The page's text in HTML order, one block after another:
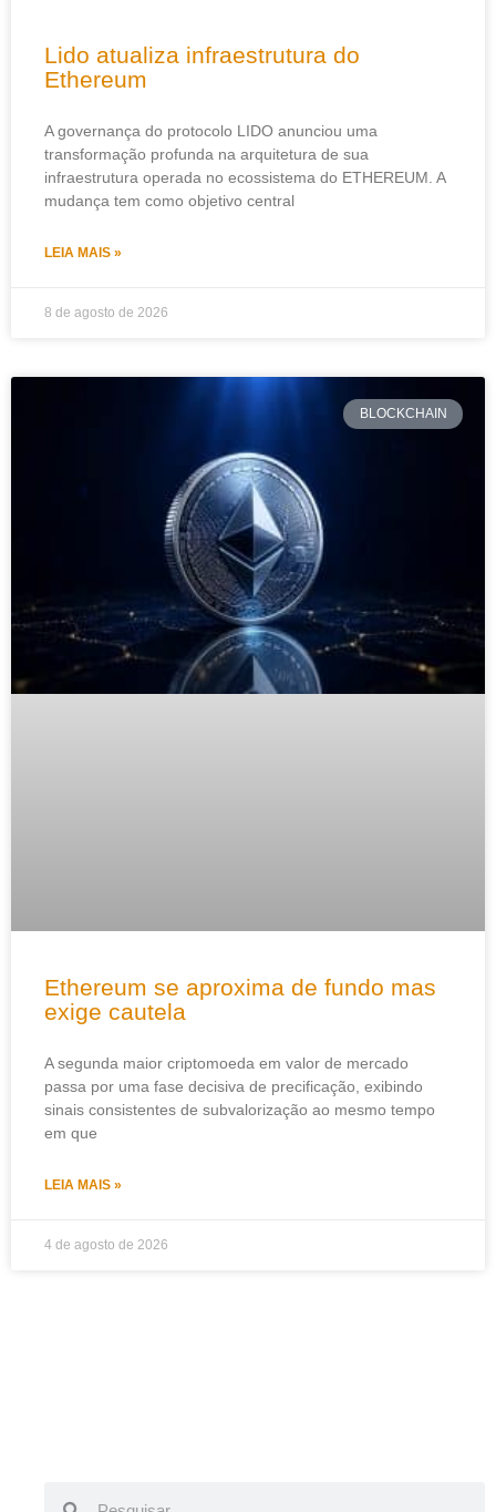
Lido atualiza infraestrutura do
Ethereum
A governança do protocolo LIDO anunciou uma
transformação profunda na arquitetura de sua
infraestrutura operada no ecossistema do ETHEREUM. A
mudança tem como objetivo central
LEIA MAIS »
8 de agosto de 2026
BLOCKCHAIN
Ethereum se aproxima de fundo mas
exige cautela
A segunda maior criptomoeda em valor de mercado
passa por uma fase decisiva de precificação, exibindo
sinais consistentes de subvalorização ao mesmo tempo
em que
LEIA MAIS »
4 de agosto de 2026